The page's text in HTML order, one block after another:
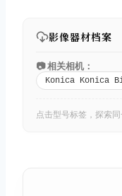
影像器材档案
📷 相关相机：
Konica Konica
点击型号标签，探索